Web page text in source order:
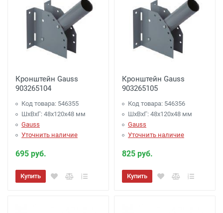
Кронштейн Gauss
903265104
Код товара: 546355
ШхВхГ: 48x120x48 мм
Gauss
Уточнить наличие
695 руб.
Купить
Кронштейн Gauss
903265105
Код товара: 546356
ШхВхГ: 48x120x48 мм
Gauss
Уточнить наличие
825 руб.
Купить